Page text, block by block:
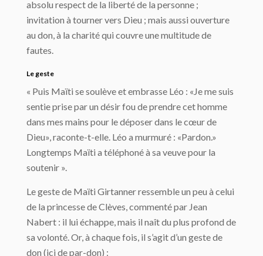
absolu respect de la liberté de la personne ;
invitation à tourner vers Dieu ; mais aussi ouverture
au don, à la charité qui couvre une multitude de
fautes.
Le geste
« Puis Maïti se soulève et embrasse Léo : «Je me suis
sentie prise par un désir fou de prendre cet homme
dans mes mains pour le déposer dans le cœur de
Dieu», raconte-t-elle. Léo a murmuré : «Pardon.»
Longtemps Maïti a téléphoné à sa veuve pour la
soutenir ».
Le geste de Maïti Girtanner ressemble un peu à celui
de la princesse de Clèves, commenté par Jean
Nabert : il lui échappe, mais il naît du plus profond de
sa volonté. Or, à chaque fois, il s’agit d’un geste de
don (ici de par-don) :